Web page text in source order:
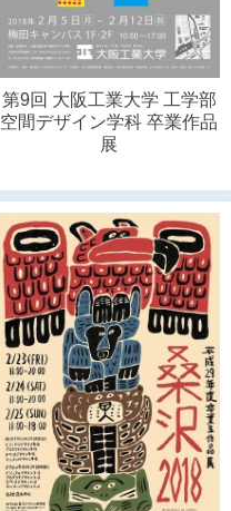
第9回 大阪工業大学 工学部
空間デザイン学科 卒業作品
展